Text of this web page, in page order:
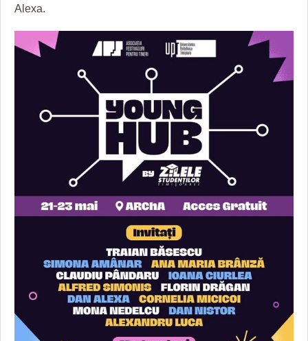
SFATUL MEDICULUI
SFATURI JURIDICE
Alexa.